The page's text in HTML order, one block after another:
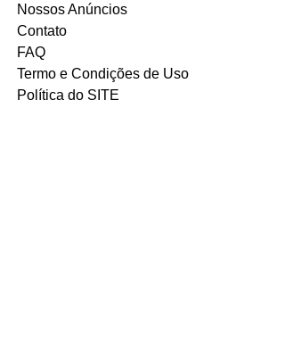
Nossos Anúncios
Contato
FAQ
Termo e Condições de Uso
Política do SITE